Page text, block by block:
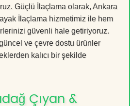
Güçlü İlaçlama olarak, Ankara
İlaçlama hizmetimiz ile hem
güvenli hale getiriyoruz.
ve çevre dostu ürünler
kalıcı bir şekilde
Çıyan &